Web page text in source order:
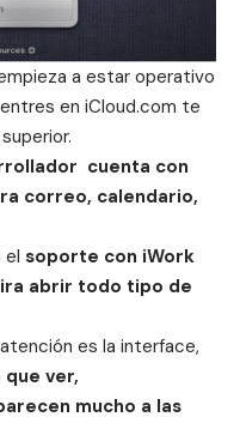
a estar operativo
en iCloud.com te
cuenta con
correo, calendario,
el soporte con iWork
abrir todo tipo de
es la interface,
ver,
mucho a las